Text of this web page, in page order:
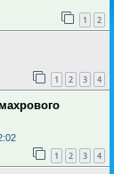
1 2
1 2 3 4
1 2 3 4